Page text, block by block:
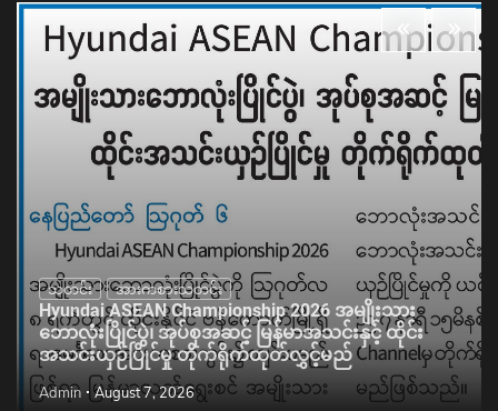
သတင်း အားကစားသတင်း
Hyundai ASEAN Championship 2026 အမျိုးသား
ဘောလုံးပြိုင်ပွဲ၊ အုပ်စုအဆင့် မြန်မာအသင်းနှင့် ထိုင်း
အသင်းယှဉ်ပြိုင်မှု တိုက်ရိုက်ထုတ်လွှင့်မည်
Admin August 7, 2026